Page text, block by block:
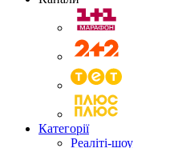
Категорії
Реаліті-шоу